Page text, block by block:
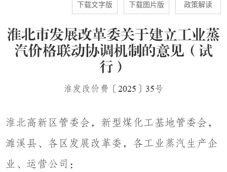
下载文字版 下载图片版 政策解读
淮北市发展改革委关于建立工业蒸
汽价格联动协调机制的意见（试
行）
淮发改价费〔 2025 〕 35号
淮北高新区管委会，新型煤化工基地管委会，
濉溪县、各区发展改革委，各工业蒸汽生产企
业、运营公司：